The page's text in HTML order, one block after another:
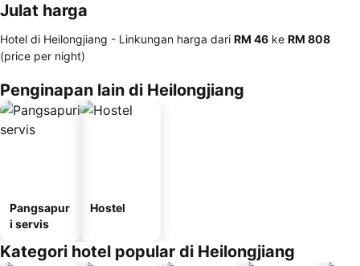
Julat harga
Hotel di Heilongjiang - Linkungan harga dari ‎RM 46 ke ‎RM 808
(price per night)
Penginapan lain di Heilongjiang
Pangsapur
i servis
Hostel
Kategori hotel popular di Heilongjiang